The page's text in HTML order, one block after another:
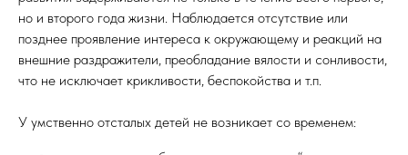
но и второго года жизни. Наблюдается отсутствие или
позднее проявление интереса к окружающему и реакций на
внешние раздражители, преобладание вялости и сонливости,
что не исключает крикливости, беспокойства и т.п.
У умственно отсталых детей не возникает со временем: